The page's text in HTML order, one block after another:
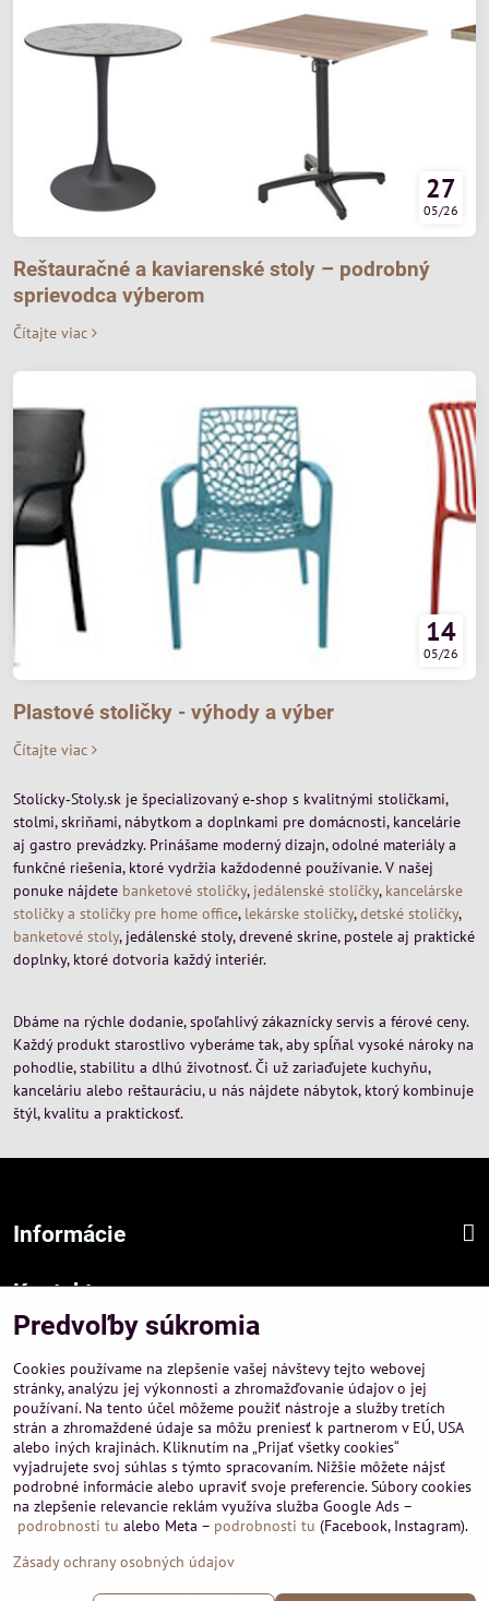
27
05/26
Reštauračné a kaviarenské stoly – podrobný
sprievodca výberom
Čítajte viac
14
05/26
Plastové stoličky - výhody a výber
Čítajte viac
Stolicky‑Stoly.sk je špecializovaný e‑shop s kvalitnými stoličkami,
stolmi, skriňami, nábytkom a doplnkami pre domácnosti, kancelárie
aj gastro prevádzky. Prinášame moderný dizajn, odolné materiály a
funkčné riešenia, ktoré vydržia každodenné používanie. V našej
ponuke nájdete banketové stoličky, jedálenské stoličky, kancelárske
stoličky a stoličky pre home office, lekárske stoličky,detské stoličky,
banketové stoly, jedálenské stoly, drevené skrine, postele aj praktické
doplnky, ktoré dotvoria každý interiér.
Dbáme na rýchle dodanie, spoľahlivý zákaznícky servis a férové ceny.
Každý produkt starostlivo vyberáme tak, aby spĺňal vysoké nároky na
pohodlie, stabilitu a dlhú životnosť. Či už zariaďujete kuchyňu,
kanceláriu alebo reštauráciu, u nás nájdete nábytok, ktorý kombinuje
štýl, kvalitu a praktickosť.
Informácie
Kontakt
Sídlo firmy :
Hurbanová 3807/21, 03601 Martin
Prevádzka a obchodné informácie :
A-PEMA, s.r.o.
Severná 14, 03601 Martin
+421 911 532545
+421 903 807209
©2026Copyright
Predvoľby súkromia
Cookies používame na zlepšenie vašej návštevy tejto webovej
stránky, analýzu jej výkonnosti a zhromažďovanie údajov o jej
používaní. Na tento účel môžeme použiť nástroje a služby tretích
strán a zhromaždené údaje sa môžu preniesť k partnerom v EÚ, USA
alebo iných krajinách. Kliknutím na „Prijať všetky cookies“
vyjadrujete svoj súhlas s týmto spracovaním. Nižšie môžete nájsť
podrobné informácie alebo upraviť svoje preferencie. Súbory cookies
na zlepšenie relevancie reklám využíva služba Google Ads –
podrobnosti tu alebo Meta – podrobnosti tu (Facebook, Instagram).
Zásady ochrany osobných údajov